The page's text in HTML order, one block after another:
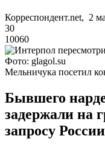
Корреспондент.net, 2
30
10060
Фото: glagol.su
Мельничука посетил
Бывшего
задержали на
запросу